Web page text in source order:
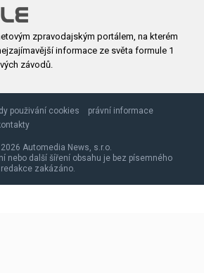
zpravodajským portálem, na kterém
informace ze světa formule 1
závodů.
použivání cookies
právní informace
Automedia News, s.r.o.
nebo další šíření obsahu je bez písemného
zakázáno.